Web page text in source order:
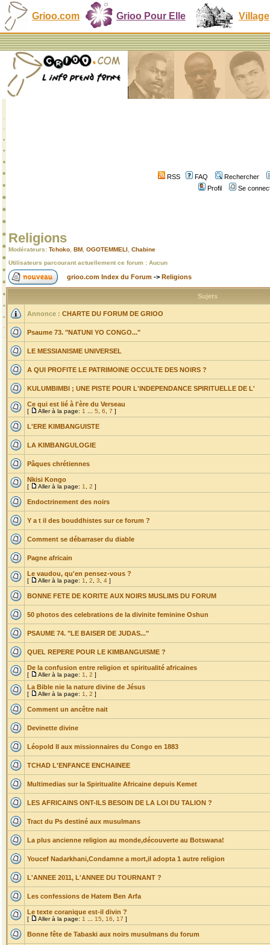
Grioo.com Grioo Pour Elle Village
RSS FAQ
Rechercher
Profil
Se
Religions
Modérateurs: Tchoko BM OGOTEMMELI Chabine
Utilisateurs parcourant actuellement ce forum : Aucun
grioo.com Index du Forum -> Religions
Sujets
Annonce : CHARTE DU FORUM DE GRIOO
Psaume 73. "NATUNI YO CONGO..."
LE MESSIANISME UNIVERSEL
A QUI PROFITE LE PATRIMOINE OCCULTE DES NOIRS ?
KULUMBIMBI ; UNE PISTE POUR L'INDEPENDANCE SPIRITUELLE DE L'
Ce qui est lié à l'ère du Verseau
[ Aller à la page: 1 5 6 7 ]
L'ERE KIMBANGUISTE
LA KIMBANGULOGIE
Pâques chrétiennes
Nkisi Kongo
[ Aller à la page: 1 2 ]
Endoctrinement des noirs
Y a t il des bouddhistes sur ce forum ?
Comment se débarraser du diable
Pagne africain
Le vaudou, qu'en pensez-vous ?
[ Aller à la page: 1 2 3 4 ]
BONNE FETE DE KORITE AUX NOIRS MUSLIMS DU FORUM
50 photos des celebrations de la divinite feminine Oshun
PSAUME 74. "LE BAISER DE JUDAS..."
QUEL REPERE POUR LE KIMBANGUISME ?
De la confusion entre religion et spiritualité africaines
[ Aller à la page: 1 2 ]
La Bible nie la nature divine de Jésus
[ Aller à la page: 1 2 ]
Comment un ancêtre nait
Devinette divine
Léopold II aux missionnaires du Congo en 1883
TCHAD L'ENFANCE ENCHAINEE
Multimedias sur la Spiritualite Africaine depuis Kemet
LES AFRICAINS ONT-ILS BESOIN DE LA LOI DU TALION ?
Tract du Ps destiné aux musulmans
La plus ancienne religion au monde,découverte au Botswana!
Youcef Nadarkhani,Condamne a mort,il adopta 1 autre religion
L'ANNEE 2011, L'ANNEE DU TOURNANT ?
Les confessions de Hatem Ben Arfa
Le texte coranique est-il divin ?
[ Aller à la page: 1 15 16 17 ]
Bonne fête de Tabaski aux noirs musulmans du forum